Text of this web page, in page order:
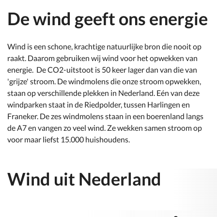
De wind geeft ons energie
Wind is een schone, krachtige natuurlijke bron die nooit op
raakt. Daarom gebruiken wij wind voor het opwekken van
energie. De CO2-uitstoot is 50 keer lager dan van die van
'grijze' stroom. De windmolens die onze stroom opwekken,
staan op verschillende plekken in Nederland. Eén van deze
windparken staat in de Riedpolder, tussen Harlingen en
Franeker. De zes windmolens staan in een boerenland langs
de A7 en vangen zo veel wind. Ze wekken samen stroom op
voor maar liefst 15.000 huishoudens.
Wind uit Nederland